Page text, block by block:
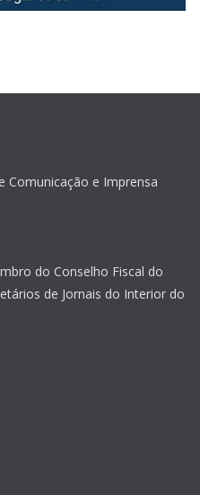
Comunicação e Imprensa
do Conselho Fiscal do
de Jornais do Interior do